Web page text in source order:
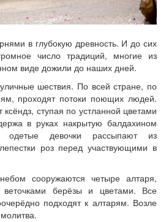
в глубокую древность. И до сих
число традиций, многие из
виде дожили до наших дней.
шествия. По всей стране, по
проходят потоки поющих людей.
ступая по устланной цветами
в руках накрытую балдахином
одетые девочки рассыпают из
роз перед участвующими в
сооружаются четыре алтаря,
берёзы и цветами. Все
подходят к алтарям. Возле